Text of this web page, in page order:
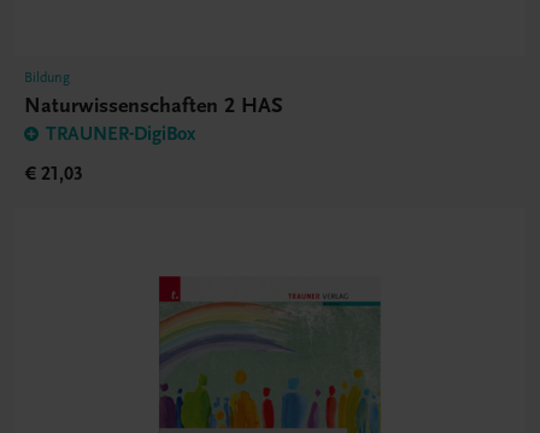
Bildung
Naturwissenschaften 2 HAS
TRAUNER-DigiBox
€ 21,03